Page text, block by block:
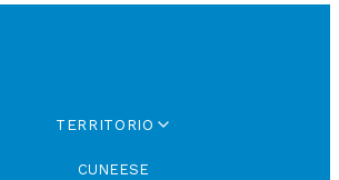
TERRITORIO
CUNEESE